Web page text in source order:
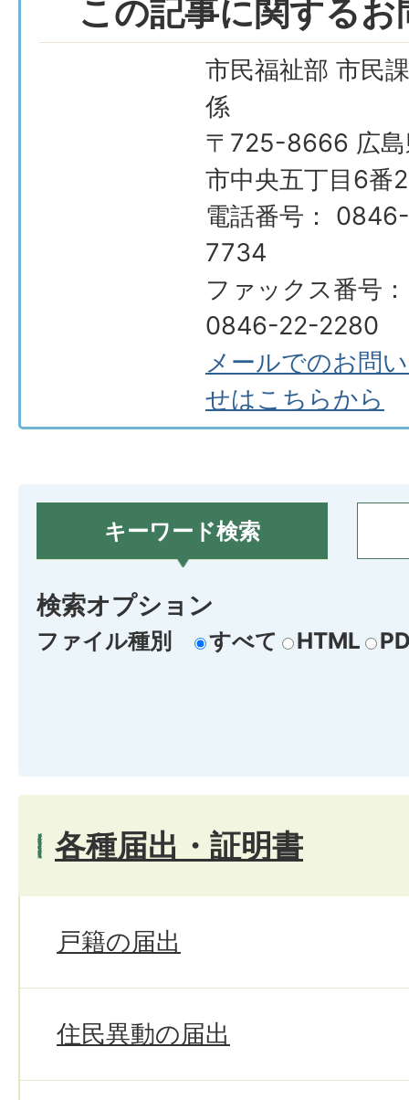
この記事に関する
市民福祉部 市民
係
〒725-8666 広島
市中央五丁目6番
電話番号：
7734
ファックス番号：
0846-22-2280
メールでのお問
せはこちらから
キーワード検索
検索オプション
ファイル種別 すべて HTML
各種届出・証明書
戸籍の届出
住民異動の届出